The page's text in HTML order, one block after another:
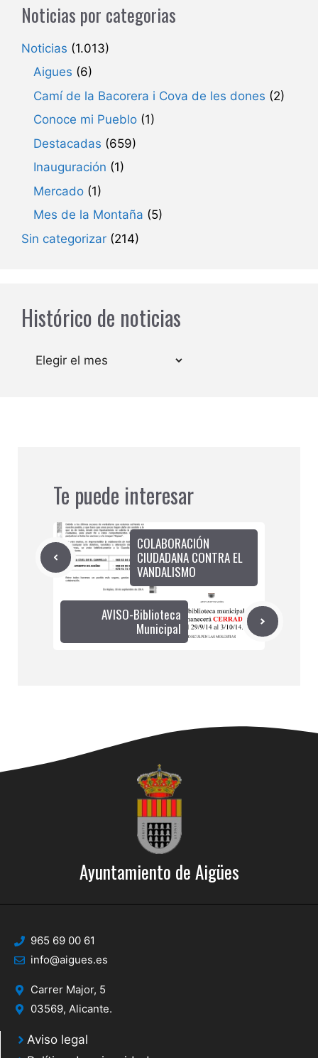
Noticias por categorias
Noticias (1.013)
Aigues (6)
Camí de la Bacorera i Cova de les dones (2)
Conoce mi Pueblo (1)
Destacadas (659)
Inauguración (1)
Mercado (1)
Mes de la Montaña (5)
Sin categorizar (214)
Histórico de noticias
Archivos
Te puede interesar
COLABORACIÓN
CIUDADANA CONTRA EL
VANDALISMO
AVISO-Biblioteca
Municipal
Ayuntamiento de Aigües
965 69 00 61
info@aigues.es
Carrer Major, 5
03569, Alicante.
Aviso legal